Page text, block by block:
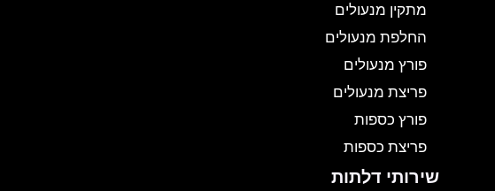
מתקין מנעולים
החלפת מנעולים
פורץ מנעולים
פריצת מנעולים
פורץ כספות
פריצת כספות
שירותי דלתות